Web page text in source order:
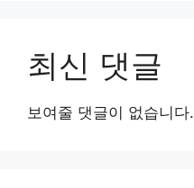
최신 댓글
보여줄 댓글이 없습니다.